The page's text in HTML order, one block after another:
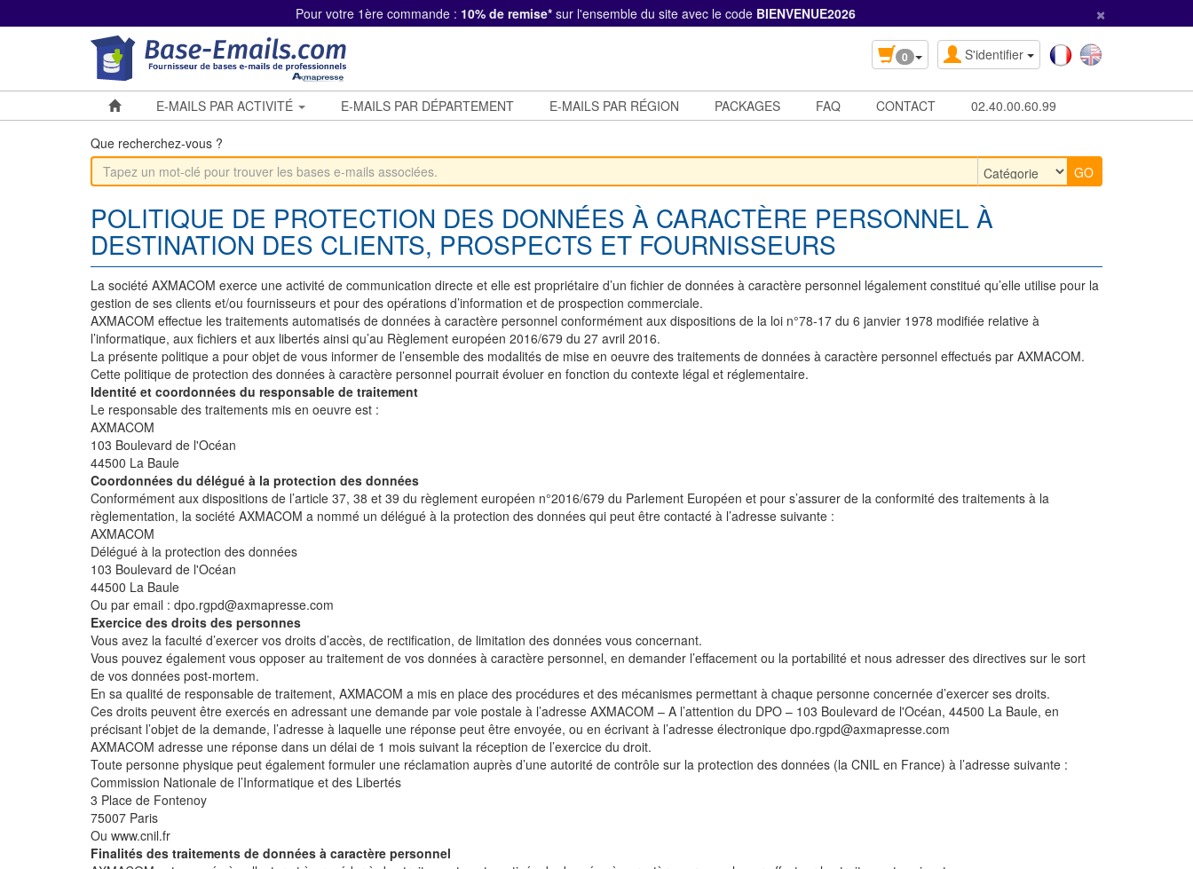
Pour votre 1ère commande : 10% de remise* sur l'ensemble du site avec le code BIENVENUE2026 ×
S'identifier
0
E-MAILS PAR ACTIVITÉ E-MAILS PAR DÉPARTEMENT E-MAILS PAR RÉGION PACKAGES FAQ CONTACT 02.40.00.60.99
Que recherchez-vous ?
POLITIQUE DE PROTECTION DES DONNÉES À CARACTÈRE PERSONNEL À
DESTINATION DES CLIENTS, PROSPECTS ET FOURNISSEURS
La société AXMACOM exerce une activité de communication directe et elle est propriétaire d’un fichier de données à caractère personnel légalement constitué qu’elle utilise pour la
gestion de ses clients et/ou fournisseurs et pour des opérations d’information et de prospection commerciale.
AXMACOM effectue les traitements automatisés de données à caractère personnel conformément aux dispositions de la loi n°78-17 du 6 janvier 1978 modifiée relative à
l’informatique, aux fichiers et aux libertés ainsi qu’au Règlement européen 2016/679 du 27 avril 2016.
La présente politique a pour objet de vous informer de l’ensemble des modalités de mise en oeuvre des traitements de données à caractère personnel effectués par AXMACOM.
Cette politique de protection des données à caractère personnel pourrait évoluer en fonction du contexte légal et réglementaire.
Identité et coordonnées du responsable de traitement
Le responsable des traitements mis en oeuvre est :
AXMACOM
103 Boulevard de l'Océan
44500 La Baule
Coordonnées du délégué à la protection des données
Conformément aux dispositions de l’article 37, 38 et 39 du règlement européen n°2016/679 du Parlement Européen et pour s’assurer de la conformité des traitements à la
règlementation, la société AXMACOM a nommé un délégué à la protection des données qui peut être contacté à l’adresse suivante :
AXMACOM
Délégué à la protection des données
103 Boulevard de l'Océan
44500 La Baule
Ou par email : dpo.rgpd@axmapresse.com
Exercice des droits des personnes
Vous avez la faculté d’exercer vos droits d’accès, de rectification, de limitation des données vous concernant.
Vous pouvez également vous opposer au traitement de vos données à caractère personnel, en demander l’effacement ou la portabilité et nous adresser des directives sur le sort
de vos données post-mortem.
En sa qualité de responsable de traitement, AXMACOM a mis en place des procédures et des mécanismes permettant à chaque personne concernée d’exercer ses droits.
Ces droits peuvent être exercés en adressant une demande par voie postale à l’adresse AXMACOM – A l’attention du DPO – 103 Boulevard de l'Océan, 44500 La Baule, en
précisant l’objet de la demande, l’adresse à laquelle une réponse peut être envoyée, ou en écrivant à l’adresse électronique dpo.rgpd@axmapresse.com
AXMACOM adresse une réponse dans un délai de 1 mois suivant la réception de l’exercice du droit.
Toute personne physique peut également formuler une réclamation auprès d’une autorité de contrôle sur la protection des données (la CNIL en France) à l’adresse suivante :
Commission Nationale de l’Informatique et des Libertés
3 Place de Fontenoy
75007 Paris
Ou www.cnil.fr
Finalités des traitements de données à caractère personnel